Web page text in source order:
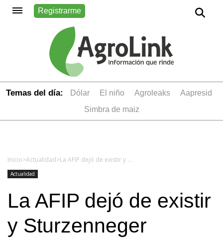
Registrarme
Temas del día: dólar el niño Agroleaks
aapresid
simbra de maiz
Inicio>Actualidad> La AFIP dejó de existir y Sturzenneger eliminó dos circulares de la Aduana: ¿cómo quedaría la estructura a partir de ahora?
Actualidad
La AFIP dejó de existir
y Sturzenneger